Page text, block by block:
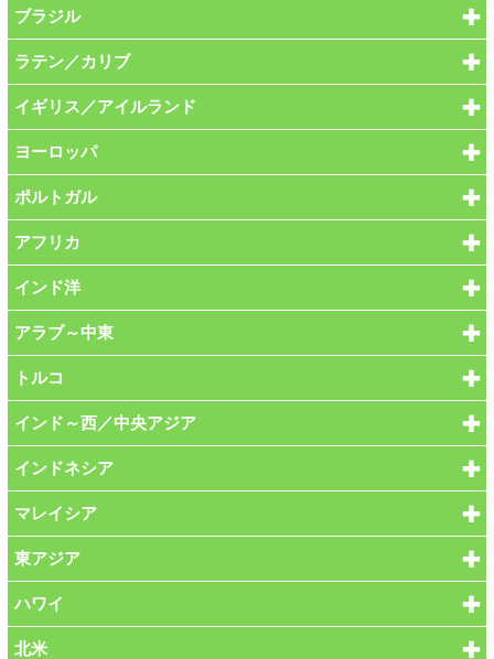
ブラジル
ラテン／カリブ
イギリス／アイルランド
ヨーロッパ
ポルトガル
アフリカ
インド洋
アラブ～中東
トルコ
インド～西／中央アジア
インドネシア
マレイシア
東アジア
ハワイ
北米